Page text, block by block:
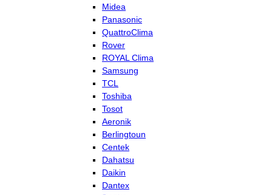
Midea
Panasonic
QuattroClima
Rover
ROYAL Clima
Samsung
TCL
Toshiba
Tosot
Aeronik
Berlingtoun
Centek
Dahatsu
Daikin
Dantex